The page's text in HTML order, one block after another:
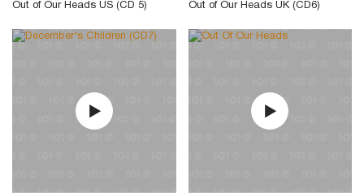
Out of Our Heads US (CD 5) Out of Our Heads UK (CD6)